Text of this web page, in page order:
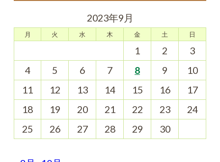
2023年9月
月 火 水 木 金 土 日
1 2
3
4
5 6 7 8 9
10
11
12 13 14 15 16
17
18
19 20 21 22 23
24
25
26 27 28 29 30